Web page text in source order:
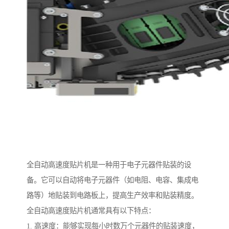
全自动高速度贴片机是一种用于电子元器件贴装的设
备。它可以自动将电子元器件（如电阻、电容、集成电
路等）地贴装到电路板上，提高生产效率和贴装精度。
全自动高速度贴片机通常具有以下特点：
1. 高速度：能够实现每小时数万个元器件的贴装速度，